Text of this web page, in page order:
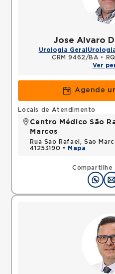
Jose Alvaro
Urologia Geral
CRM 9462/BA •
Ver
Agende
Compartilhe
Locais de Atendimento
Centro Médico São
Marcos
Rua Sao Rafael, Sao
41253190 •
Mapa